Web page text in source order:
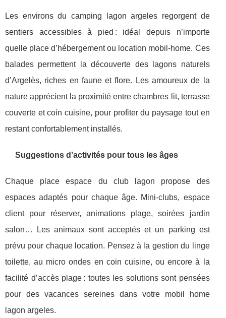
Les environs du camping lagon argeles regorgent de
sentiers accessibles à pied : idéal depuis n’importe
quelle place d’hébergement ou location mobil-home. Ces
balades permettent la découverte des lagons naturels
d’Argelès, riches en faune et flore. Les amoureux de la
nature apprécient la proximité entre chambres lit, terrasse
couverte et coin cuisine, pour profiter du paysage tout en
restant confortablement installés.
Suggestions d’activités pour tous les âges
Chaque place espace du club lagon propose des
espaces adaptés pour chaque âge. Mini-clubs, espace
client pour réserver, animations plage, soirées jardin
salon… Les animaux sont acceptés et un parking est
prévu pour chaque location. Pensez à la gestion du linge
toilette, au micro ondes en coin cuisine, ou encore à la
facilité d’accès plage : toutes les solutions sont pensées
pour des vacances sereines dans votre mobil home
lagon argeles.